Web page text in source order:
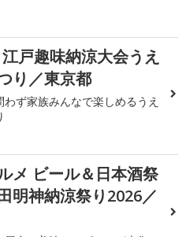
戸趣味納涼大会うえ
り／東京都
わず家族みんなで楽しめるうえ
メ ビール＆日本酒祭
明神納涼祭り2026／